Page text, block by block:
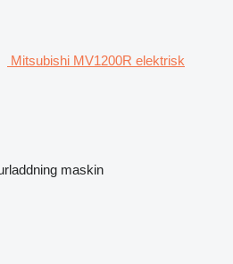
Mitsubishi MV1200R elektrisk
maskin